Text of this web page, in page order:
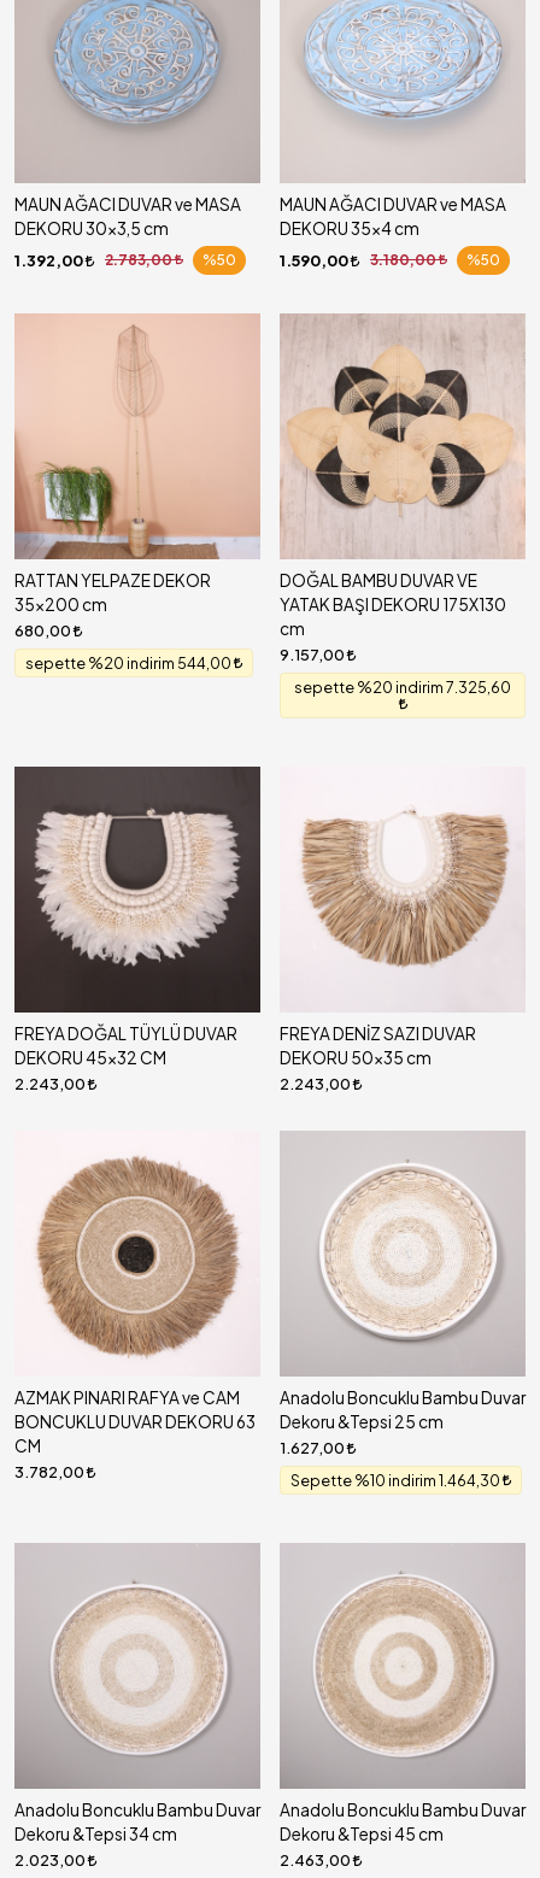
MAUN AĞACI DUVAR ve MASA
DEKORU 30x3,5 cm
1.392,00 2.783,00 %50
MAUN AĞACI DUVAR ve MASA
DEKORU 35x4 cm
1.590,00 3.180,00 %50
RATTAN YELPAZE DEKOR
35x200 cm
680,00
sepette %20 indirim 544,00
DOĞAL BAMBU DUVAR VE
YATAK BAŞI DEKORU 175X130
cm
9.157,00
sepette %20 indirim 7.325,60
FREYA DOĞAL TÜYLÜ DUVAR
DEKORU 45x32 CM
2.243,00
FREYA DENİZ SAZI DUVAR
DEKORU 50x35 cm
2.243,00
AZMAK PINARI RAFYA ve CAM
BONCUKLU DUVAR DEKORU 63
CM
3.782,00
Anadolu Boncuklu Bambu Duvar
Dekoru &Tepsi 25 cm
1.627,00
Sepette %10 indirim 1.464,30
Anadolu Boncuklu Bambu Duvar
Dekoru &Tepsi 34 cm
2.023,00
Anadolu Boncuklu Bambu Duvar
Dekoru &Tepsi 45 cm
2.463,00